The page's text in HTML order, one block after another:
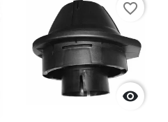

favorite_border